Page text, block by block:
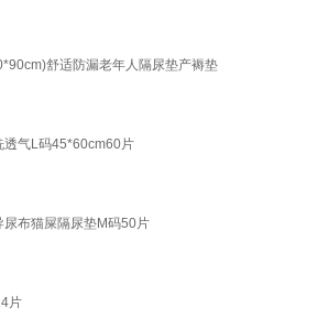
舒适防漏老年人隔尿垫产褥垫
透气L码45*60cm60片
布猫屎隔尿垫M码50片
片